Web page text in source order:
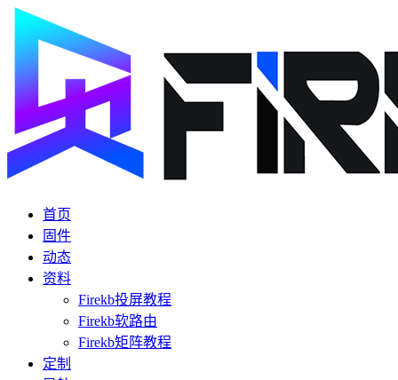
首页
固件
动态
资料
Firekb投屏教程
Firekb软路由
Firekb矩阵教程
定制